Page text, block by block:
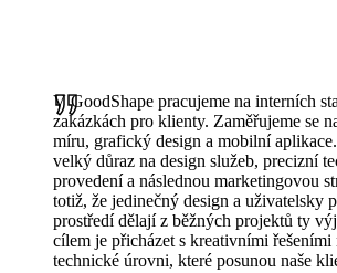
V GoodShape pracujeme na interních
zakázkách pro klienty. Zaměřujeme se
míru, grafický design a mobilní
velký důraz na design služeb, precizní
provedení a následnou marketingovou
totiž, že jedinečný design a uživatelsky
prostředí dělají z běžných projektů ty
cílem je přicházet s kreativními řešeními
technické úrovni, které posunou naše